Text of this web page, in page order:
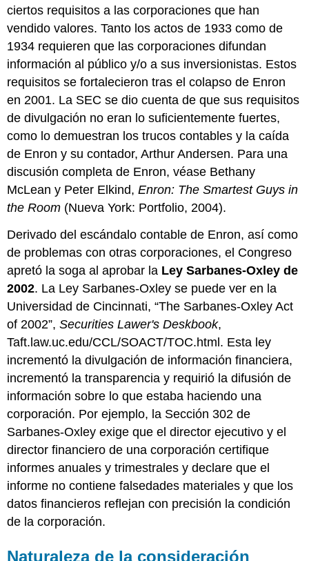
ciertos requisitos a las corporaciones que han
vendido valores. Tanto los actos de 1933 como de
1934 requieren que las corporaciones difundan
información al público y/o a sus inversionistas. Estos
requisitos se fortalecieron tras el colapso de Enron
en 2001. La SEC se dio cuenta de que sus requisitos
de divulgación no eran lo suficientemente fuertes,
como lo demuestran los trucos contables y la caída
de Enron y su contador, Arthur Andersen. Para una
discusión completa de Enron, véase Bethany
McLean y Peter Elkind,Enron: The Smartest Guys in
the Room (Nueva York: Portfolio, 2004).
Derivado del escándalo contable de Enron, así como
de problemas con otras corporaciones, el Congreso
apretó la soga al aprobar la Ley Sarbanes-Oxley de
2002. La Ley Sarbanes-Oxley se puede ver en la
Universidad de Cincinnati, “The Sarbanes-Oxley Act
of 2002”,Securities Lawer's Deskbook,
Taft.law.uc.edu/CCL/SOACT/TOC.html. Esta ley
incrementó la divulgación de información financiera,
incrementó la transparencia y requirió la difusión de
información sobre lo que estaba haciendo una
corporación. Por ejemplo, la Sección 302 de
Sarbanes-Oxley exige que el director ejecutivo y el
director financiero de una corporación certifique
informes anuales y trimestrales y declare que el
informe no contiene falsedades materiales y que los
datos financieros reflejan con precisión la condición
de la corporación.
Naturaleza de la consideración